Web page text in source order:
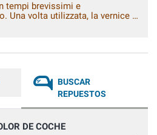
tempi brevissimi e
Una volta utilizzata, la vernice si
BUSCAR
REPUESTOS
DE COCHE